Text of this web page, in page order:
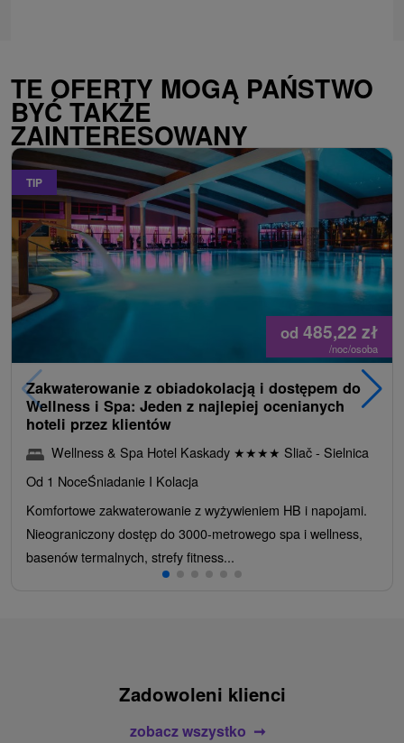
TE OFERTY MOGĄ PAŃSTWO
BYĆ TAKŻE
ZAINTERESOWANY
TIP
od 485,22 zł
/noc/osoba
Zakwaterowanie z obiadokolacją i dostępem do
Wellness i Spa: Jeden z najlepiej ocenianych
hoteli przez klientów
Wellness & Spa Hotel Kaskady ★★★★ Sliač - Sielnica
Od 1 NoceŚniadanie I Kolacja
Komfortowe zakwaterowanie z wyżywieniem HB i napojami.
Nieograniczony dostęp do 3000-metrowego spa i wellness,
basenów termalnych, strefy fitness...
Zadowoleni klienci
zobacz wszystko